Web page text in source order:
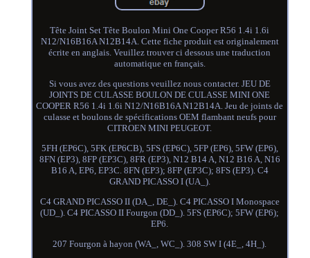
Tête Joint Set Tête Boulon Mini One Cooper R56 1.4i 1.6i
N12/N16B16A N12B14A. Cette fiche produit est originalement
écrite en anglais. Veuillez trouver ci dessous une traduction
automatique en français.
Si vous avez des questions veuillez nous contacter. JEU DE
JOINTS DE CULASSE BOULON DE CULASSE MINI ONE
COOPER R56 1.4i 1.6i N12/N16B16A N12B14A. Jeu de joints de
culasse et boulons de spécifications OEM flambant neufs pour
CITROEN MINI PEUGEOT.
5FH (EP6C), 5FK (EP6CB), 5FS (EP6C), 5FP (EP6), 5FW (EP6),
8FN (EP3), 8FP (EP3C), 8FR (EP3), N12 B14 A, N12 B16 A, N16
B16 A, EP6, EP3C. 8FN (EP3); 8FP (EP3C); 8FS (EP3). C4
GRAND PICASSO I (UA_).
C4 GRAND PICASSO II (DA_, DE_). C4 PICASSO I Monospace
(UD_). C4 PICASSO II Fourgon (DD_). 5FS (EP6C); 5FW (EP6);
EP6.
207 Fourgon à hayon (WA_, WC_). 308 SW I (4E_, 4H_).